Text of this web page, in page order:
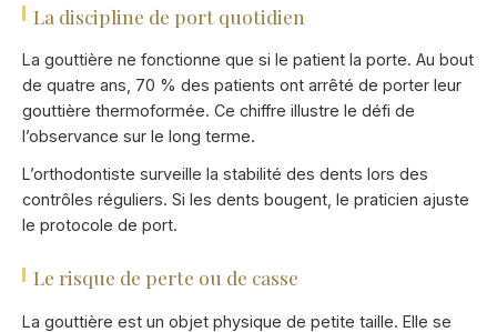
La discipline de port quotidien
La gouttière ne fonctionne que si le patient la porte. Au bout
de quatre ans, 70 % des patients ont arrêté de porter leur
gouttière thermoformée. Ce chiffre illustre le défi de
l’observance sur le long terme.
L’orthodontiste surveille la stabilité des dents lors des
contrôles réguliers. Si les dents bougent, le praticien ajuste
le protocole de port.
Le risque de perte ou de casse
La gouttière est un objet physique de petite taille. Elle se